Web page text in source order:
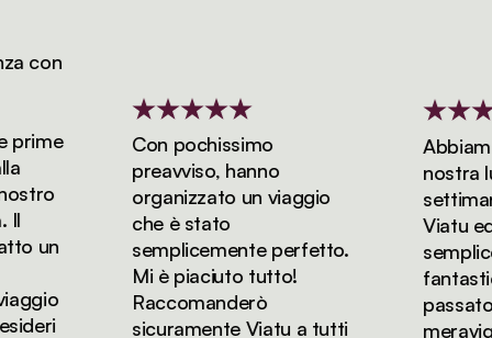
con
un
Con pochissimo
preavviso, hanno
organizzato un viaggio
che è stato
semplicemente perfetto.
Mi è piaciuto tutto!
Raccomanderò
sicuramente Viatu a tutti
nostra
Viatu ed
passato